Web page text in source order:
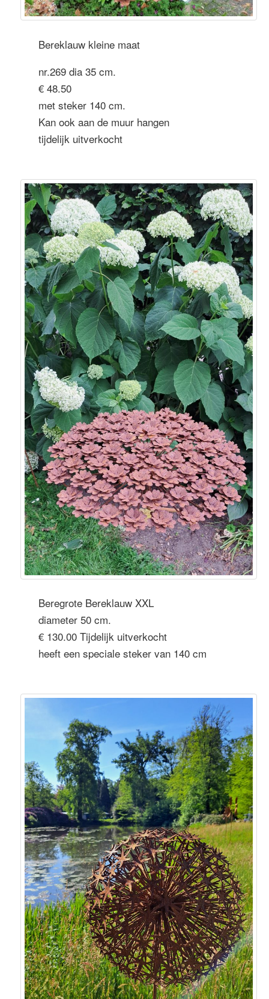
Bereklauw kleine maat
nr.269 dia 35 cm.
€ 48.50
met steker 140 cm.
Kan ook aan de muur hangen
tijdelijk uitverkocht
Beregrote Bereklauw XXL
diameter 50 cm.
€ 130.00 Tijdelijk uitverkocht
heeft een speciale steker van 140 cm